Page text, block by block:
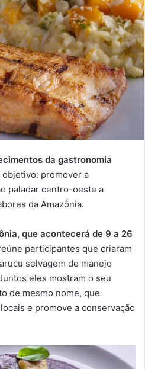
da gastronomia
objetivo: promover a
paladar centro-oeste a
da Amazônia.
que acontecerá de 9 a 26
participantes que criaram
selvagem de manejo
eles mostram o seu
de mesmo nome, que
e promove a conservação